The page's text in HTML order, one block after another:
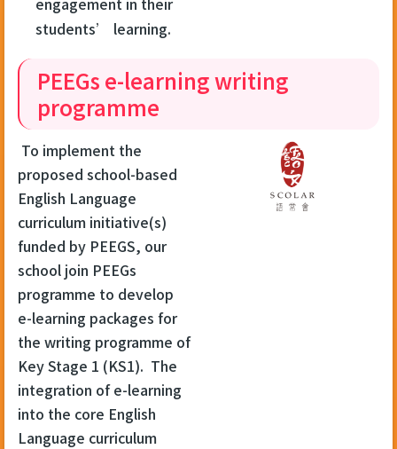
students’ learning.
PEEGs e-learning writing
programme
To implement the
proposed school-based
English Language
curriculum initiative(s)
funded by PEEGS, our
school join PEEGs
programme to develop
e-learning packages for
the writing programme of
Key Stage 1 (KS1). The
integration of e-learning
into the core English
Language curriculum